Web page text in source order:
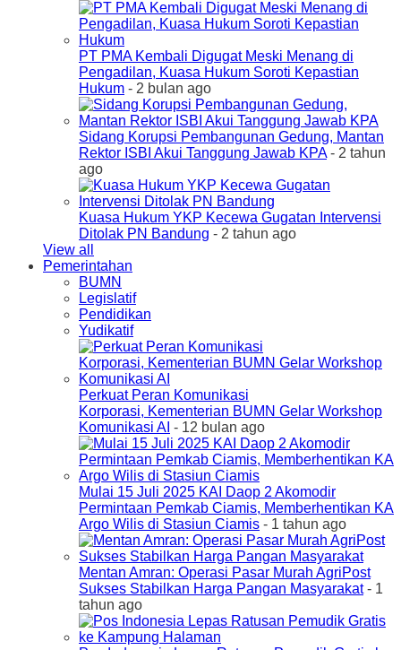
PT PMA Kembali Digugat Meski Menang di
Pengadilan, Kuasa Hukum Soroti Kepastian
Hukum - 2 bulan ago
Sidang Korupsi Pembangunan Gedung, Mantan
Rektor ISBI Akui Tanggung Jawab KPA- 2 tahun
ago
Kuasa Hukum YKP Kecewa Gugatan Intervensi
Ditolak PN Bandung - 2 tahun ago
View all
Pemerintahan
BUMN
Legislatif
Pendidikan
Yudikatif
Perkuat Peran Komunikasi
Korporasi, Kementerian BUMN Gelar Workshop
Komunikasi AI - 12 bulan ago
Mulai 15 Juli 2025 KAI Daop 2 Akomodir
Permintaan Pemkab Ciamis, Memberhentikan KA
Argo Wilis di Stasiun Ciamis - 1 tahun ago
Mentan Amran: Operasi Pasar Murah AgriPost
Sukses Stabilkan Harga Pangan Masyarakat- 1
tahun ago